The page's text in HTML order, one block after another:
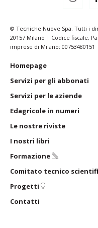
© Tecniche Nuove Spa. Tutti i
20157 Milano | Codice fiscale,
imprese di Milano: 00753480151
Homepage
Servizi per gli abbonati
Servizi per le aziende
Edagricole in numeri
Le nostre riviste
I nostri libri
Formazione
Comitato tecnico
Progetti
Contatti